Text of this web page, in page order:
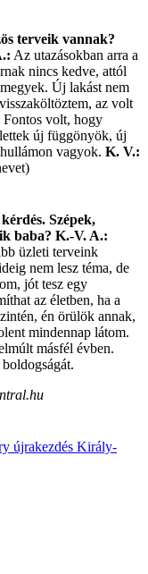
terveik vannak?
Az utazásokban arra a
nincs kedve, attól
Új lakást nem
az volt
Fontos volt, hogy
új függönyök, új
vagyok. K. V.:
Szépek,
baba? K.-V. A.:
üzleti terveink
nem lesz téma, de
jót tesz egy
az életben, ha a
én örülök annak,
mindennap látom.
másfél évben.
újrakezdés Király-